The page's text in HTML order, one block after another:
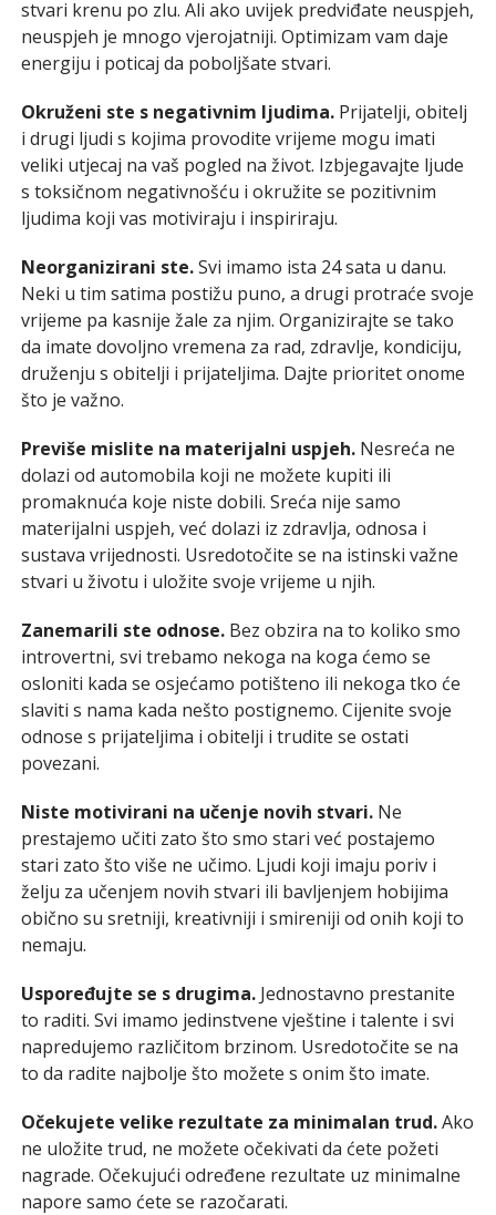
stvari krenu po zlu. Ali ako uvijek predviđate neuspjeh,
neuspjeh je mnogo vjerojatniji. Optimizam vam daje
energiju i poticaj da poboljšate stvari.
Okruženi ste s negativnim ljudima.Prijatelji, obitelj
i drugi ljudi s kojima provodite vrijeme mogu imati
veliki utjecaj na vaš pogled na život. Izbjegavajte ljude
s toksičnom negativnošću i okružite se pozitivnim
ljudima koji vas motiviraju i inspiriraju.
Neorganizirani ste.Svi imamo ista 24 sata u danu.
Neki u tim satima postižu puno, a drugi protraće svoje
vrijeme pa kasnije žale za njim. Organizirajte se tako
da imate dovoljno vremena za rad, zdravlje, kondiciju,
druženju s obitelji i prijateljima. Dajte prioritet onome
što je važno.
Previše mislite na materijalni uspjeh.Nesreća ne
dolazi od automobila koji ne možete kupiti ili
promaknuća koje niste dobili. Sreća nije samo
materijalni uspjeh, već dolazi iz zdravlja, odnosa i
sustava vrijednosti. Usredotočite se na istinski važne
stvari u životu i uložite svoje vrijeme u njih.
Zanemarili ste odnose.Bez obzira na to koliko smo
introvertni, svi trebamo nekoga na koga ćemo se
osloniti kada se osjećamo potišteno ili nekoga tko će
slaviti s nama kada nešto postignemo. Cijenite svoje
odnose s prijateljima i obitelji i trudite se ostati
povezani.
Niste motivirani na učenje novih stvari.Ne
prestajemo učiti zato što smo stari već postajemo
stari zato što više ne učimo. Ljudi koji imaju poriv i
želju za učenjem novih stvari ili bavljenjem hobijima
obično su sretniji, kreativniji i smireniji od onih koji to
nemaju.
Uspoređujte se s drugima.Jednostavno prestanite
to raditi. Svi imamo jedinstvene vještine i talente i svi
napredujemo različitom brzinom. Usredotočite se na
to da radite najbolje što možete s onim što imate.
Očekujete velike rezultate za minimalan trud.Ako
ne uložite trud, ne možete očekivati da ćete požeti
nagrade. Očekujući određene rezultate uz minimalne
napore samo ćete se razočarati.